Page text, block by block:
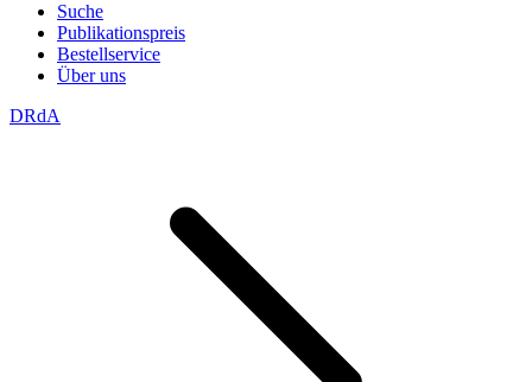
Suche
Publikationspreis
Bestellservice
Über uns
DRdA